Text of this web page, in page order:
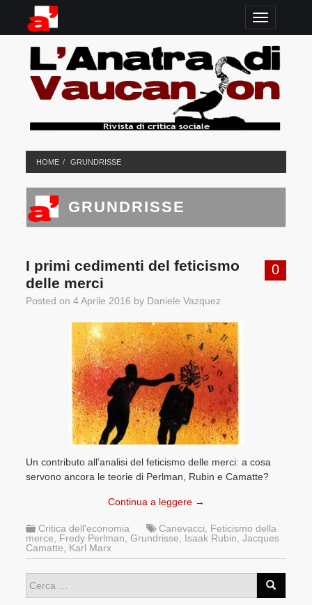
TOGGLE
HOME GRUNDRISSE
GRUNDRISSE
0
I primi cedimenti del feticismo
delle merci
Posted on 4 Aprile 2016 by Daniele Vazquez
Un contributo all’analisi del feticismo delle merci: a cosa
servono ancora le teorie di Perlman, Rubin e Camatte?
Continua a leggere →
Critica dell'economia Canevacci
Feticismo della
merce
Fredy Perlman ,Grundrisse Isaak Rubin ,Jacques
Camatte
Karl Marx